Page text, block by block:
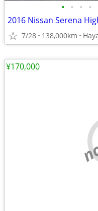
• • • •
2016 Nissan Serena
7/28 138,000km
¥170,000